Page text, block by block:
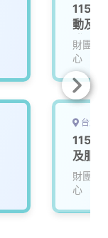
動及
發署-
財團法
心
台北
及服
財團法
心